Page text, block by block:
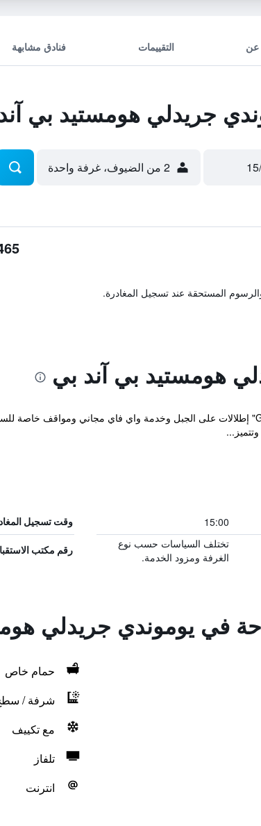
عن التقييمات فنادق مشابهة
جريدلي هومستيد بي
2 من الضيوف، غرفة واحدة
465
المستحقة عند تسجيل المغادرة.
هومستيد بي آند بي
15:00 وقت تسجيل
تختلف السياسات حسب نوع
الغرفة ومزود الخدمة.
رقم مكتب
في يوموندي جريدلي
حمام خاص
شرفة /
مع تكييف
تلفاز
انترنت